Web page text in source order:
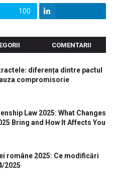
100
COMENTARII
diferența dintre pactul
compromisorie
Law 2025: What Changes
Bring and How It Affects You
române 2025: Ce modificări
2025